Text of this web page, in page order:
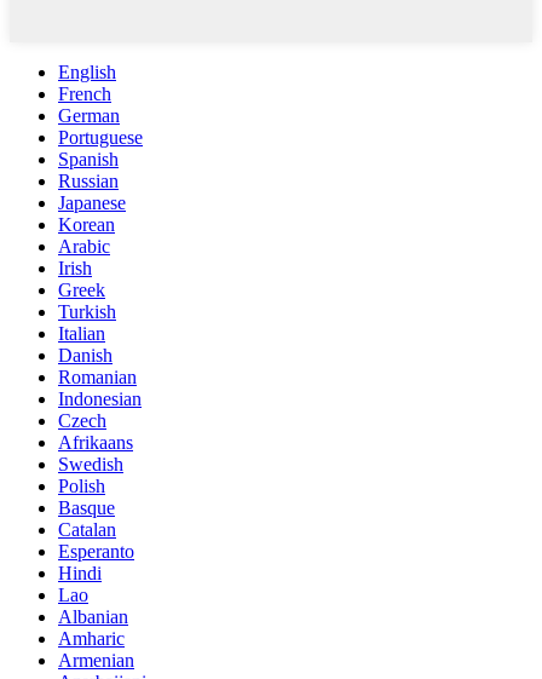
English
French
German
Portuguese
Spanish
Russian
Japanese
Korean
Arabic
Irish
Greek
Turkish
Italian
Danish
Romanian
Indonesian
Czech
Afrikaans
Swedish
Polish
Basque
Catalan
Esperanto
Hindi
Lao
Albanian
Amharic
Armenian